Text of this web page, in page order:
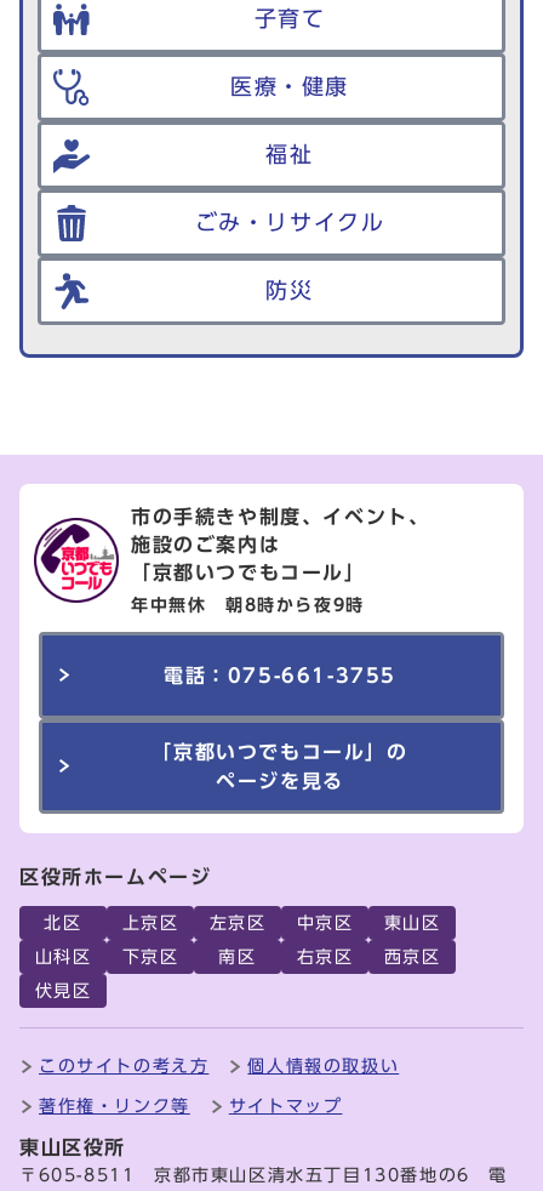
子育て
医療・健康
福祉
ごみ・リサイクル
防災
市の手続きや制度、イベント、
施設のご案内は
「京都いつでもコール」
年中無休 朝8時から夜9時
電話：075-661-3755
「京都いつでもコール」の
ページを見る
区役所ホームページ
北区 上京区 左京区 中京区
東山区
山科区
下京区 南区 右京区
西京区
伏見区
このサイトの考え方 個人情報の取扱い
著作権・リンク等 サイトマップ
東山区役所
〒605-8511 京都市東山区清水五丁目130番地の6 電